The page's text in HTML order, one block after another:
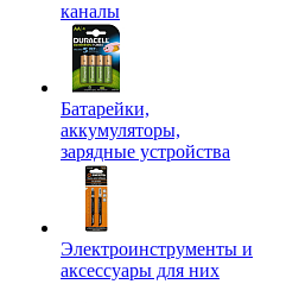
каналы
Батарейки,
аккумуляторы,
зарядные устройства
Электроинструменты и
аксессуары для них